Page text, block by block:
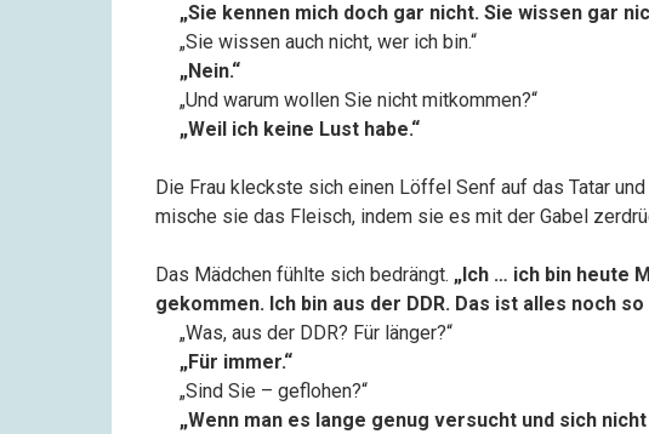
„Sie kennen mich doch gar nicht. Sie wissen gar
„Sie wissen auch nicht, wer ich bin.“
„Nein.“
„Und warum wollen Sie nicht mitkommen?“
„Weil ich keine Lust habe.“
Die Frau kleckste sich einen Löffel Senf auf das Tatar
mische sie das Fleisch, indem sie es mit der Gabel
Das Mädchen fühlte sich bedrängt. „Ich … ich bin heute
gekommen. Ich bin aus der DDR. Das ist alles noch
„Was, aus der DDR? Für länger?“
„Für immer.“
„Sind Sie – geflohen?“
„Wenn man es lange genug versucht und sich